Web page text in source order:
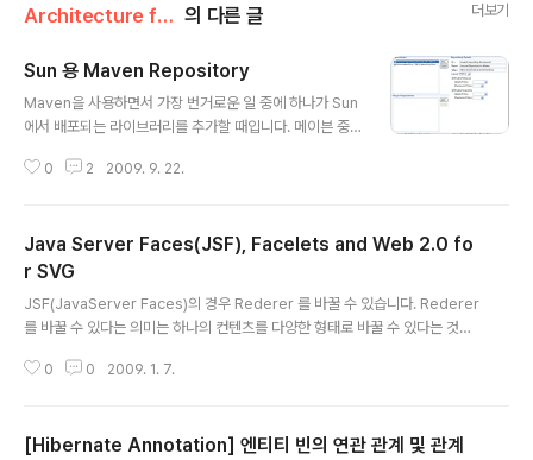
Architecture for Software/Java 의 다른 글 더보기
Sun 용 Maven Repository
Maven을 사용하면서 가장 번거로운 일 중에 하나가 Sun
에서 배포되는 라이브러리를 추가할 때입니다. 메이븐 중
검색인 되지만 아티팩트(jar)가 없어서, m2eclipse에서
일이 여러분의 로컬 레포지토리에 인스톨하여야 해결되었
지만.. Sun에서도 Maven 1과 Maven 2용 레포지토리를
운영하고 있으니 간단하게 레포지토리를 추가하여 해결할
수 있습니다. 여러분의 POM.xml에 아래에 다음과 같은
java.net Java.net Reposi..
0 2 2009. 9. 22.
Java Server Faces(JSF), Facelets and Web 2.0 fo
r SVG
JSF(JavaServer Faces)의 경우 Rederer 를 바꿀 수 있습니다. Rederer
를 바꿀 수 있다는 의미는 하나의 컨텐츠를 다양한 형태로 바꿀 수 있다는 것을
있다는 거죠. 최근 SVG에 대한 관심이 높아지면서 JSF + SVG에 대한 글이
Rich UI로 사용하는 것에 관심이 많습니다. 앞으로 점 더 연구해볼 가치가 있을
0 0 2009. 1. 7.
[Hibernate Annotation] 엔티티 빈의 연관 관계 및 관계